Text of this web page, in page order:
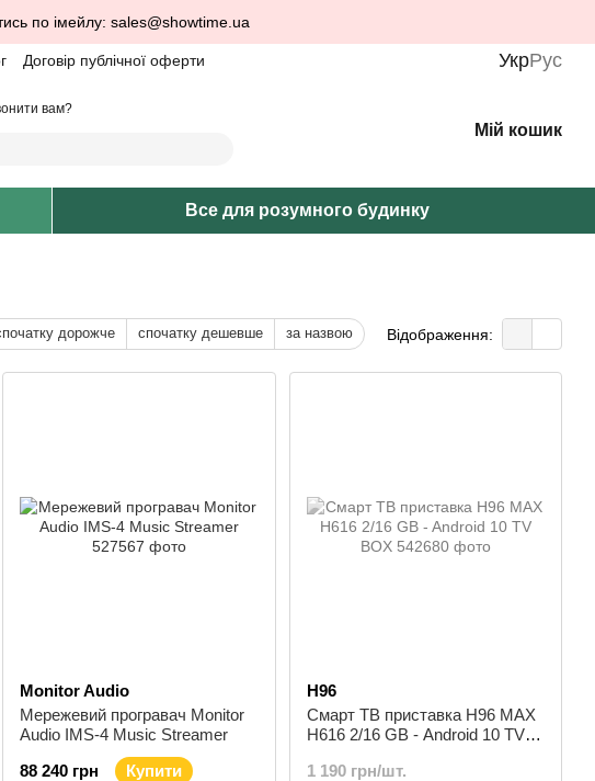
по імейлу: sales@showtime.ua
Договір публічної оферти УкрРус
вам?
Мій кошик
Все для розумного будинку
дорожче спочатку дешевше за назвою Відображення:
Monitor Audio
Мережевий програвач Monitor
Audio IMS-4 Music Streamer
88 240 грн
Купити
H96
Смарт ТВ приставка H96 MAX
H616 2/16 GB - Android 10 TV
1 190 грн/шт.